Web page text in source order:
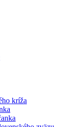
kríža